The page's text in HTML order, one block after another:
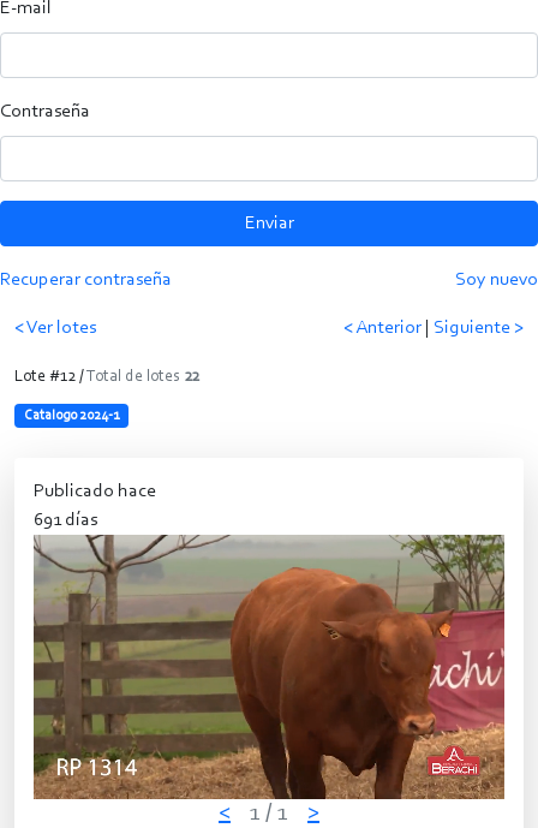
E-mail
Contraseña
Enviar
Recuperar contraseña Soy nuevo
< Ver lotes < Anterior Siguiente >
Lote #12 /Total de lotes 22
Catalogo 2024-1
Publicado hace
691 días
< 1 / 1 >